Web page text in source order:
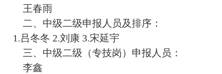
王春雨
二、中级二级申报人员及排序：
1.吕冬冬 2.刘康 3.宋延宇
三、 中级二级（专技岗）申报人员：
李鑫